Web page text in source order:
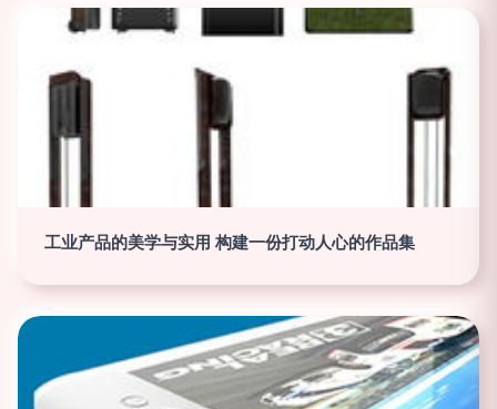
工业产品的美学与实用 构建一份打动人心的作品集